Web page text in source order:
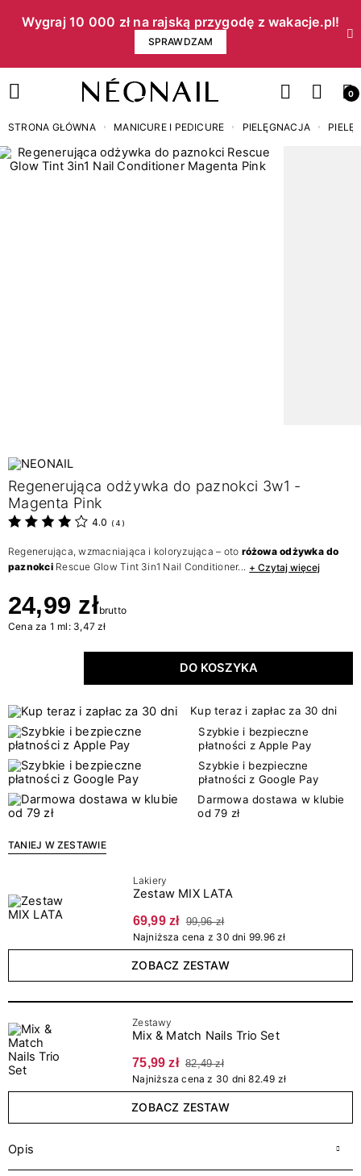
Wygraj 10 000 zł na rajską przygodę z wakacje.pl!​
SPRAWDZAM
0
STRONA GŁÓWNA MANICURE I PEDICURE PIELĘGNACJA
Regenerująca odżywka do paznokci 3w1 -
Magenta Pink
4.0 ( 4 )
Regenerująca, wzmacniająca i koloryzująca – oto różowa odżywka do
paznokciRescue Glow Tint 3in1 Nail Conditioner... + Czytaj więcej
24,99 złbrutto
Cena za 1 ml: 3,47 zł
DO KOSZYKA
Kup teraz i zapłac za 30 dni
Szybkie i bezpieczne
płatności z Apple Pay
Szybkie i bezpieczne
płatności z Google Pay
Darmowa dostawa w klubie
od 79 zł
TANIEJ W ZESTAWIE
Lakiery
Zestaw MIX LATA
69,99 zł 99,96 zł
Najniższa cena z 30 dni 99.96 zł
ZOBACZ ZESTAW
Zestawy
Mix & Match Nails Trio Set
75,99 zł 82,49 zł
Najniższa cena z 30 dni 82.49 zł
ZOBACZ ZESTAW
Opis